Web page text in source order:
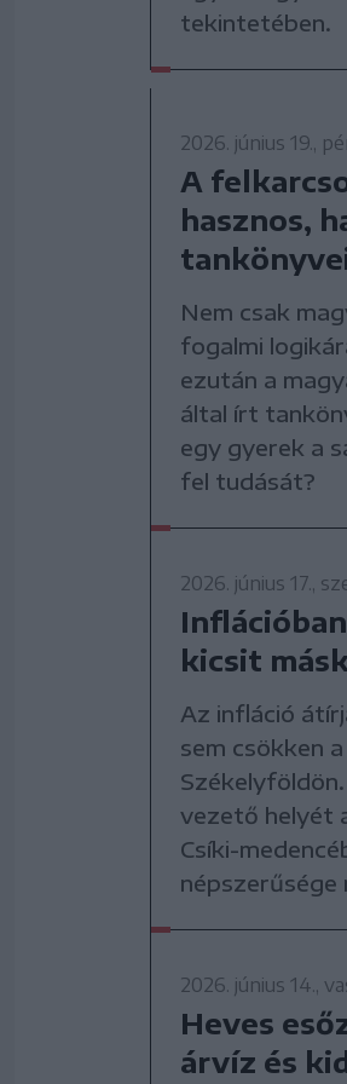
tekintetében.
2026. június 19.,
A
hasznos,
Nem csak
fogalmi
ezután a
által írt
egy gyerek a
fel tudását?
2026. június 17.,
kicsit
Az infláció
sem csökken
vezető helyét
Csíki-
népszerűsége
2026. június 14.,
Heves
árvíz és